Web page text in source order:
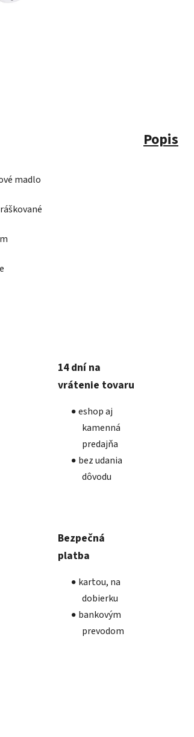
Popis
madlo
14 dní na
vrátenie tovaru
eshop aj
kamenná
predajňa
bez udania
dôvodu
Bezpečná
platba
kartou, na
dobierku
bankovým
prevodom